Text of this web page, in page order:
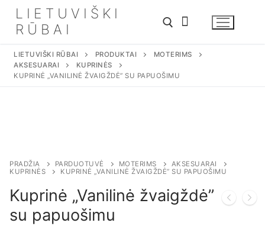
turinio
LIETUVIŠKI
RŪBAI
Ieškoti:
LIETUVIŠKI RŪBAI PRODUKTAI
MOTERIMS
AKSESUARAI
KUPRINĖS
KUPRINĖ „VANILINĖ ŽVAIGŽDĖ” SU PAPUOŠIMU
PRADŽIA PARDUOTUVĖ MOTERIMS
AKSESUARAI
KUPRINĖS
KUPRINĖ „VANILINĖ ŽVAIGŽDĖ” SU PAPUOŠIMU
Kuprinė „Vanilinė žvaigždė”
su papuošimu